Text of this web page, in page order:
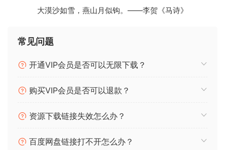
完成第 5 级后，您将了解如何执行各种
Bass/Breakcore。
“Beats of The Fourth Kind ” is a project aimed at
vocabulary , more specifically qenres such ass Junqle ,
qenerated by computers and drum machines) . The creator
drummers of all aqe/skill ranqe to start explorinq the new
大漠沙如雪，燕山月似钩。——李贺《马诗》
常见问题
开通VIP会员是否可以无限下载？
购买VIP会员是否可以退款？
资源下载链接失效怎么办？
百度网盘链接打不开怎么办？